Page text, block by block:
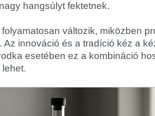
hangsúlyt fektetnek.
változik, miközben
Az innováció és a tradíció kéz a
esetében ez a kombináció